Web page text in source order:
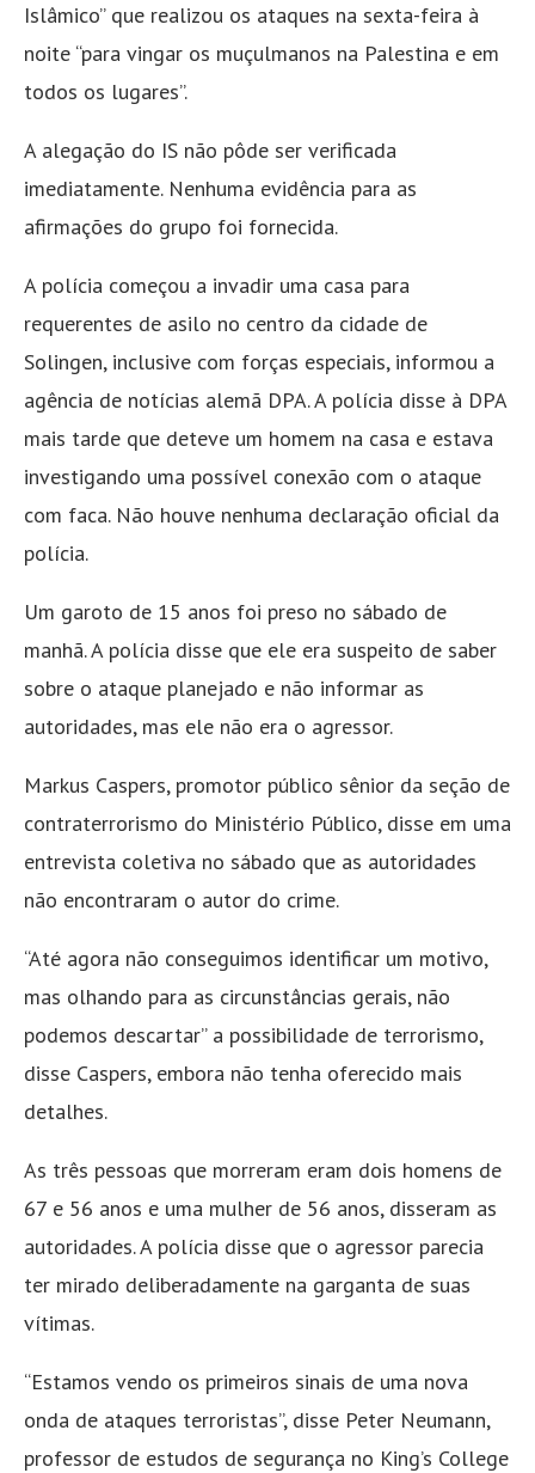
Islâmico” que realizou os ataques na sexta-feira à
noite “para vingar os muçulmanos na Palestina e em
todos os lugares”.
A alegação do IS não pôde ser verificada
imediatamente. Nenhuma evidência para as
afirmações do grupo foi fornecida.
A polícia começou a invadir uma casa para
requerentes de asilo no centro da cidade de
Solingen, inclusive com forças especiais, informou a
agência de notícias alemã DPA. A polícia disse à DPA
mais tarde que deteve um homem na casa e estava
investigando uma possível conexão com o ataque
com faca. Não houve nenhuma declaração oficial da
polícia.
Um garoto de 15 anos foi preso no sábado de
manhã. A polícia disse que ele era suspeito de saber
sobre o ataque planejado e não informar as
autoridades, mas ele não era o agressor.
Markus Caspers, promotor público sênior da seção de
contraterrorismo do Ministério Público, disse em uma
entrevista coletiva no sábado que as autoridades
não encontraram o autor do crime.
“Até agora não conseguimos identificar um motivo,
mas olhando para as circunstâncias gerais, não
podemos descartar” a possibilidade de terrorismo,
disse Caspers, embora não tenha oferecido mais
detalhes.
As três pessoas que morreram eram dois homens de
67 e 56 anos e uma mulher de 56 anos, disseram as
autoridades. A polícia disse que o agressor parecia
ter mirado deliberadamente na garganta de suas
vítimas.
“Estamos vendo os primeiros sinais de uma nova
onda de ataques terroristas”, disse Peter Neumann,
professor de estudos de segurança no King’s College